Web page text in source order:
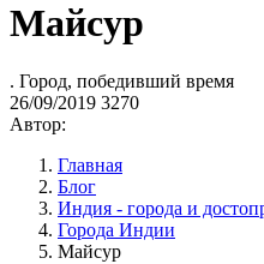
Майсур
. Город, победивший время
26/09/2019 3270
Автор:
Главная
Блог
Индия - города и
Города Индии
Майсур